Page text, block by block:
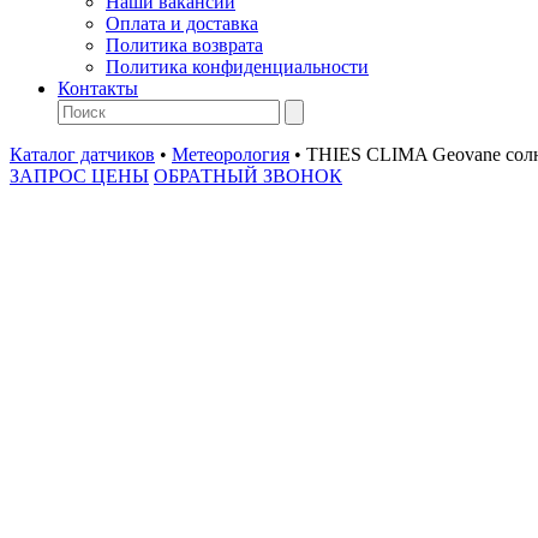
Оплата и доставка
Политика возврата
Политика конфиденциальности
Контакты
Каталог датчиков • Метеорология • THIES CLIMA Geovane
ЗАПРОС ЦЕНЫ ОБРАТНЫЙ ЗВОНОК